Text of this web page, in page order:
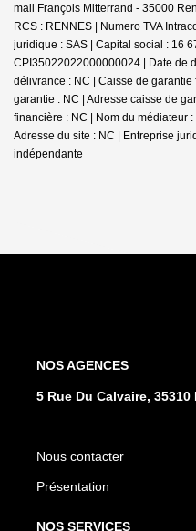
mail François Mitterrand - 35000
RCS : RENNES | Numero TVA
juridique : SAS | Capital social : 16
CPI35022022000000024 | Date de
délivrance : NC | Caisse de garantie
garantie : NC | Adresse caisse de
financière : NC | Nom du médiateur
Adresse du site : NC | Entreprise
indépendante
NOS AGENCES
5 Rue Du Calvaire,
Nous contacter
Présentation
NOS SERVICES